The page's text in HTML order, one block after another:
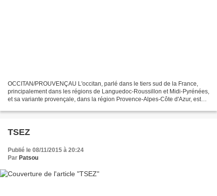
OCCITAN/PROUVENÇAU L'occitan, parlé dans le tiers sud de la France,
principalement dans les régions de Languedoc-Roussillon et Midi-Pyrénées,
et sa variante provençale, dans la région Provence-Alpes-Côte d'Azur, est
TSEZ
Publié le 08/11/2015 à 20:24
Par Patsou